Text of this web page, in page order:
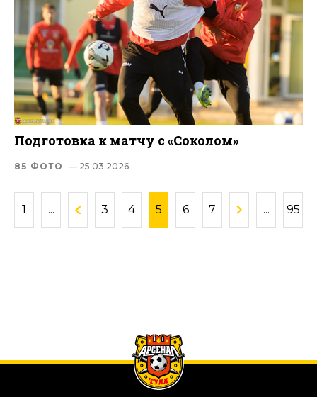
Подготовка к матчу с «Соколом»
85 ФОТО — 25.03.2026
1 ... 3 4 5 6 7 ... 95